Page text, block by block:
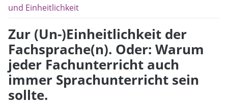
und Einheitlichkeit
Zur (Un-)Einheitlichkeit der
Fachsprache(n). Oder: Warum
jeder Fachunterricht auch
immer Sprachunterricht sein
sollte.